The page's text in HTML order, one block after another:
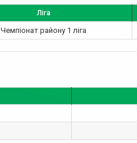
Ліга
Чемпіонат району 1 ліга